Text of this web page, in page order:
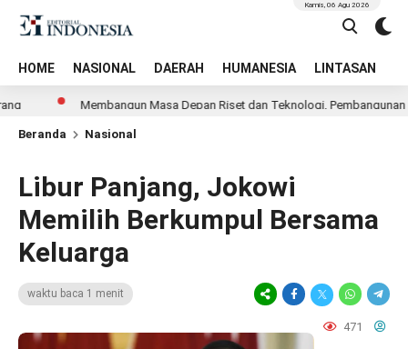
HOME NASIONAL DAERAH HUMANESIA LINTASAN
Kamis, 06 Agu 2026
Membangun Masa Depan Riset dan Teknologi, Pembangunan
Beranda Nasional
Libur Panjang, Jokowi
Memilih Berkumpul Bersama
Keluarga
waktu baca 1 menit
471